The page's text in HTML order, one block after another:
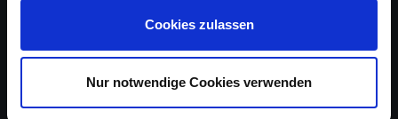
Cookies zulassen
Nur notwendige Cookies verwenden